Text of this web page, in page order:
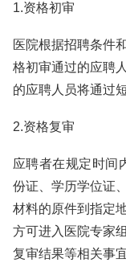
1.资格初审
医院根据招聘条件
格初审通过的应聘
的应聘人员将通过
2.资格复审
应聘者在规定时间
份证、学历学位证
材料的原件到指定
方可进入医院专家
复审结果等相关事